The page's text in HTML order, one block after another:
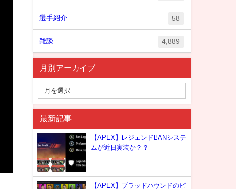
選手紹介 58
雑談 4,889
月別アーカイブ
最新記事
【APEX】レジェンドBANシステ
ムが近日実装か？？
【APEX】ブラッドハウンドのピ